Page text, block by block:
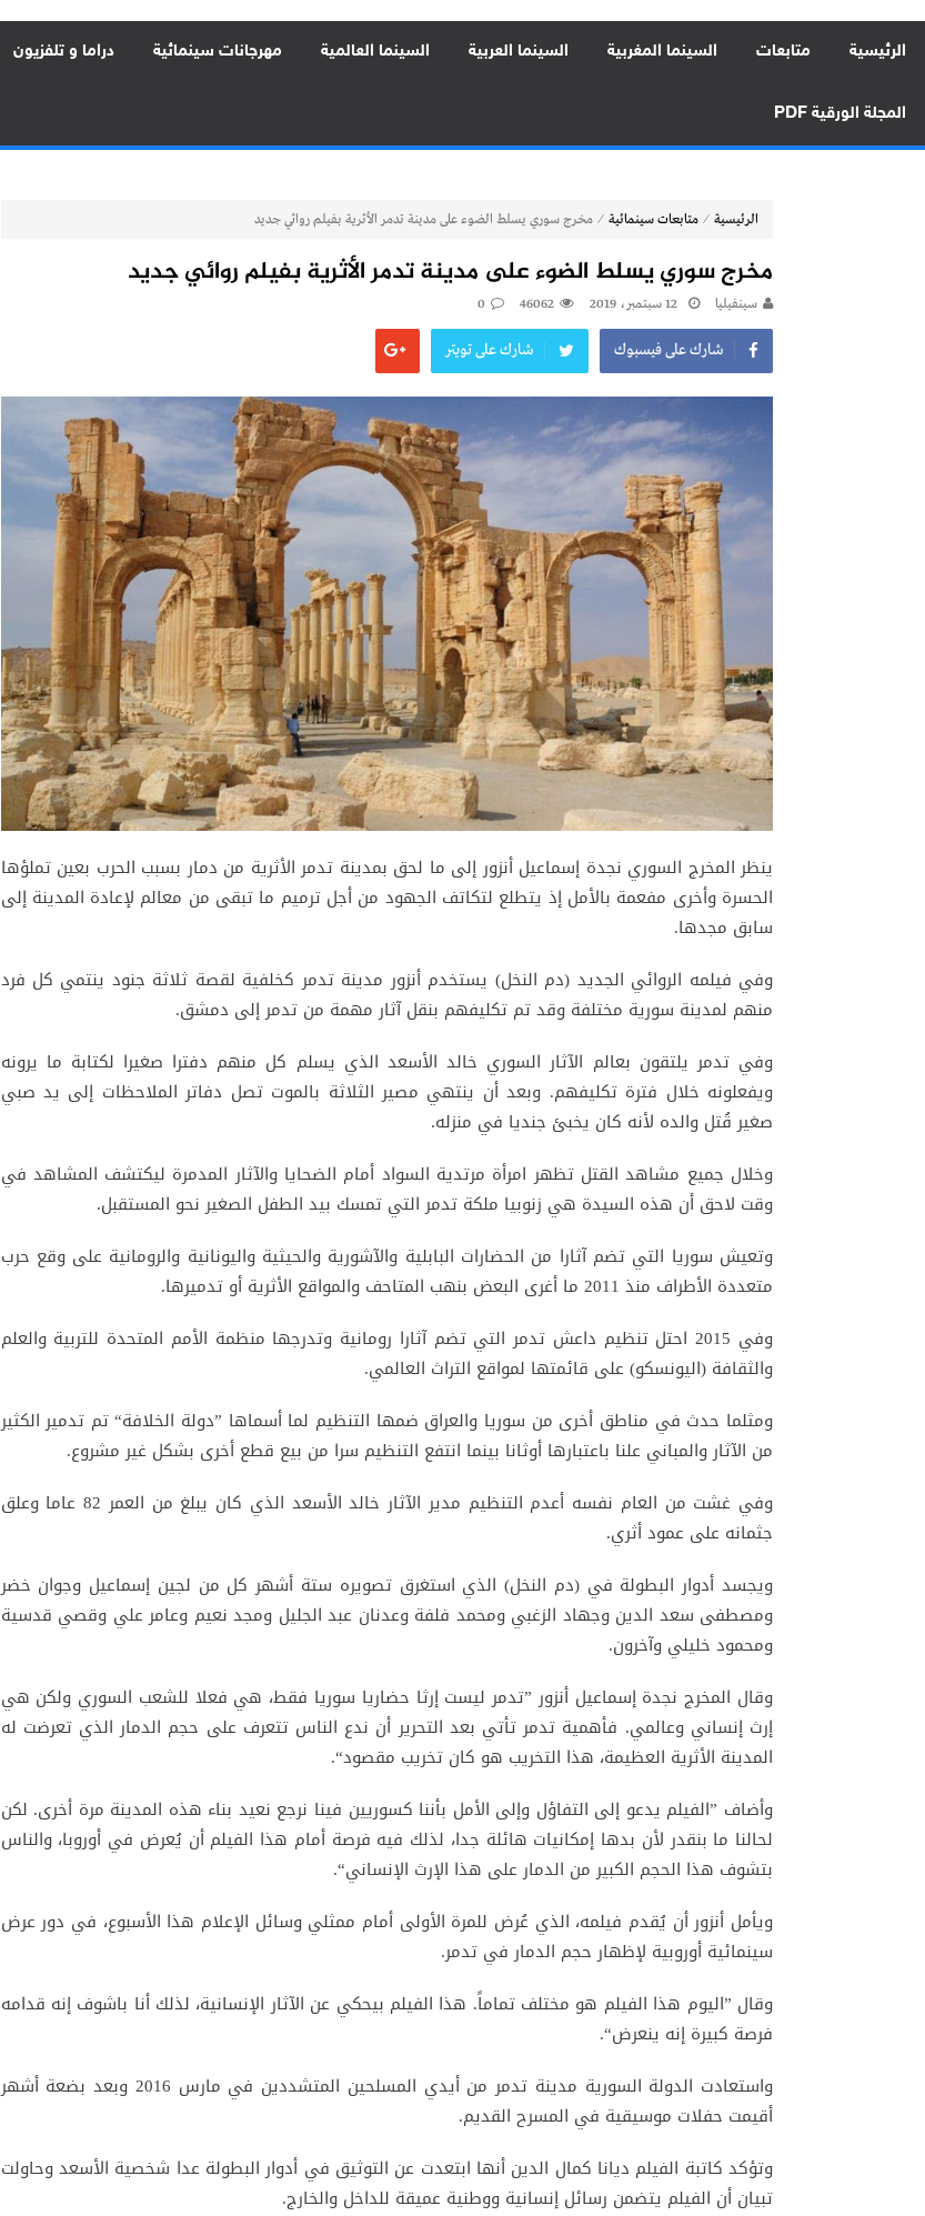
الرئيسية متابعات السينما المغربية السينما العربية السينما العالمية مهرجانات سينمائية دراما و تلفزيون
المجلة الورقية PDF
الرئيسية ⁄ متابعات سينمائية ⁄ مخرج سوري يسلط الضوء على مدينة تدمر الأثرية بفيلم روائي جديد
مخرج سوري يسلط الضوء على مدينة تدمر الأثرية بفيلم روائي جديد
سينفيليا 12 سبتمبر، 2019 46062
0
شارك على فيسبوك شارك على تويتر
ينظر المخرج السوري نجدة إسماعيل أنزور إلى ما لحق بمدينة تدمر الأثرية من دمار بسبب الحرب بعين تملؤها
الحسرة وأخرى مفعمة بالأمل إذ يتطلع لتكاتف الجهود من أجل ترميم ما تبقى من معالم لإعادة المدينة إلى
سابق مجدها.
وفي فيلمه الروائي الجديد (دم النخل) يستخدم أنزور مدينة تدمر كخلفية لقصة ثلاثة جنود ينتمي كل فرد
منهم لمدينة سورية مختلفة وقد تم تكليفهم بنقل آثار مهمة من تدمر إلى دمشق.
وفي تدمر يلتقون بعالم الآثار السوري خالد الأسعد الذي يسلم كل منهم دفترا صغيرا لكتابة ما يرونه
ويفعلونه خلال فترة تكليفهم. وبعد أن ينتهي مصير الثلاثة بالموت تصل دفاتر الملاحظات إلى يد صبي
صغير قُتل والده لأنه كان يخبئ جنديا في منزله.
وخلال جميع مشاهد القتل تظهر امرأة مرتدية السواد أمام الضحايا والآثار المدمرة ليكتشف المشاهد في
وقت لاحق أن هذه السيدة هي زنوبيا ملكة تدمر التي تمسك بيد الطفل الصغير نحو المستقبل.
وتعيش سوريا التي تضم آثارا من الحضارات البابلية والآشورية والحيثية واليونانية والرومانية على وقع حرب
متعددة الأطراف منذ 2011 ما أغرى البعض بنهب المتاحف والمواقع الأثرية أو تدميرها.
وفي 2015 احتل تنظيم داعش تدمر التي تضم آثارا رومانية وتدرجها منظمة الأمم المتحدة للتربية والعلم
والثقافة (اليونسكو) على قائمتها لمواقع التراث العالمي.
ومثلما حدث في مناطق أخرى من سوريا والعراق ضمها التنظيم لما أسماها ”دولة الخلافة“ تم تدمير الكثير
من الآثار والمباني علنا باعتبارها أوثانا بينما انتفع التنظيم سرا من بيع قطع أخرى بشكل غير مشروع.
وفي غشت من العام نفسه أعدم التنظيم مدير الآثار خالد الأسعد الذي كان يبلغ من العمر 82 عاما وعلق
جثمانه على عمود أثري.
ويجسد أدوار البطولة في (دم النخل) الذي استغرق تصويره ستة أشهر كل من لجين إسماعيل وجوان خضر
ومصطفى سعد الدين وجهاد الزغبي ومحمد فلفة وعدنان عبد الجليل ومجد نعيم وعامر علي وقصي قدسية
ومحمود خليلي وآخرون.
وقال المخرج نجدة إسماعيل أنزور ”تدمر ليست إرثا حضاريا سوريا فقط، هي فعلا للشعب السوري ولكن هي
إرث إنساني وعالمي. فأهمية تدمر تأتي بعد التحرير أن ندع الناس تتعرف على حجم الدمار الذي تعرضت له
المدينة الأثرية العظيمة، هذا التخريب هو كان تخريب مقصود“.
وأضاف ”الفيلم يدعو إلى التفاؤل وإلى الأمل بأننا كسوريين فينا نرجع نعيد بناء هذه المدينة مرة أخرى. لكن
لحالنا ما بنقدر لأن بدها إمكانيات هائلة جدا، لذلك فيه فرصة أمام هذا الفيلم أن يُعرض في أوروبا، والناس
بتشوف هذا الحجم الكبير من الدمار على هذا الإرث الإنساني“.
ويأمل أنزور أن يُقدم فيلمه، الذي عُرض للمرة الأولى أمام ممثلي وسائل الإعلام هذا الأسبوع، في دور عرض
سينمائية أوروبية لإظهار حجم الدمار في تدمر.
وقال ”اليوم هذا الفيلم هو مختلف تماماً. هذا الفيلم بيحكي عن الآثار الإنسانية، لذلك أنا باشوف إنه قدامه
فرصة كبيرة إنه ينعرض“.
واستعادت الدولة السورية مدينة تدمر من أيدي المسلحين المتشددين في مارس 2016 وبعد بضعة أشهر
أقيمت حفلات موسيقية في المسرح القديم.
وتؤكد كاتبة الفيلم ديانا كمال الدين أنها ابتعدت عن التوثيق في أدوار البطولة عدا شخصية الأسعد وحاولت
تبيان أن الفيلم يتضمن رسائل إنسانية ووطنية عميقة للداخل والخارج.